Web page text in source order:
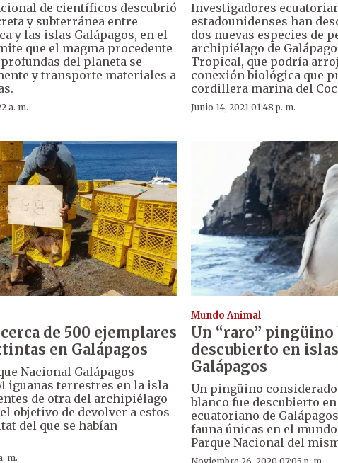
de científicos descubrió
y subterránea entre
y las islas Galápagos, en el
que el magma procedente
del planeta se
y transporte materiales a
a. m.
Investigadores
estadounidenses han
dos nuevas especies de
archipiélago de
Tropical, que podría
conexión biológica que
cordillera marina del
Junio 14, 2021 01:48 p. m.
de 500 ejemplares
en Galápagos
Nacional Galápagos
iguanas terrestres en la isla
de otra del archipiélago
objetivo de devolver a estos
del que se habían
m.
Mundo Animal
Un “raro” pingüino
descubierto en
Galápagos
Un pingüino
blanco fue descubierto
ecuatoriano de
fauna únicas en el
Parque Nacional del